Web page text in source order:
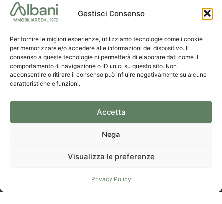
Gestisci Consenso
Per fornire le migliori esperienze, utilizziamo tecnologie come i cookie
per memorizzare e/o accedere alle informazioni del dispositivo. Il
consenso a queste tecnologie ci permetterà di elaborare dati come il
comportamento di navigazione o ID unici su questo sito. Non
acconsentire o ritirare il consenso può influire negativamente su alcune
caratteristiche e funzioni.
Accetta
Nega
Visualizza le preferenze
Privacy Policy
La Spezia € 249.000
Scrivici